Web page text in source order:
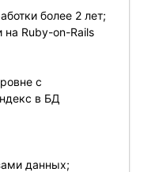
более 2 лет;
на Ruby-on-Rails
с
в БД
данных;